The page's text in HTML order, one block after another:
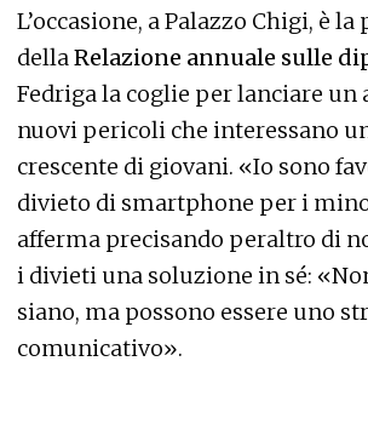
L’occasione, a Palazzo Chigi, è
dellaRelazione annuale sulle
Fedriga la coglie per lanciare un
nuovi pericoli che interessano
crescente di giovani. «Io sono
divieto di smartphone per i
afferma precisando peraltro di
i divieti una soluzione in sé:
siano, ma possono essere uno
comunicativo».